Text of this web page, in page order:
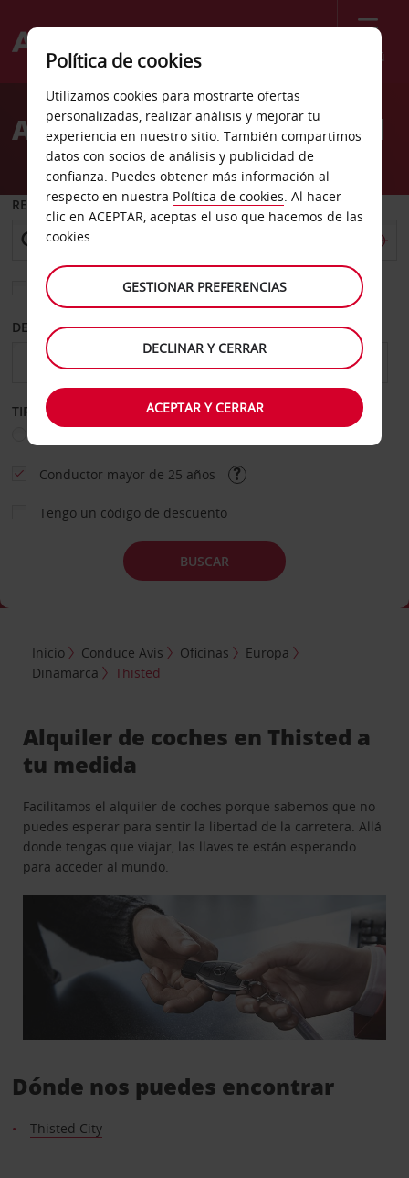
Menú
Welcome
AvisAlquiler de coches Thisted
RECOGER EN
Elegir otra oficina de devolución
DESDE HASTA
TIPO DE ALQUILER
Conductor mayor de 25 años
Tengo un código de descuento
BUSCAR
Inicio Conduce Avis Oficinas
Europa
Dinamarca
Thisted
Alquiler de coches en Thisted a
tu medida
Facilitamos el alquiler de coches porque sabemos que no
puedes esperar para sentir la libertad de la carretera. Allá
donde tengas que viajar, las llaves te están esperando
para acceder al mundo.
Dónde nos puedes encontrar
Thisted City
Política de cookies
Utilizamos cookies para mostrarte ofertas
personalizadas, realizar análisis y mejorar tu
experiencia en nuestro sitio. También compartimos
datos con socios de análisis y publicidad de
confianza. Puedes obtener más información al
respecto en nuestra Política de cookies. Al hacer
clic en ACEPTAR, aceptas el uso que hacemos de las
cookies.
GESTIONAR PREFERENCIAS
DECLINAR Y CERRAR
ACEPTAR Y CERRAR